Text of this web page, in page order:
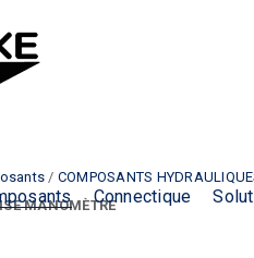
Connectique
/ COMPOSANTS
MANOMÈTRE